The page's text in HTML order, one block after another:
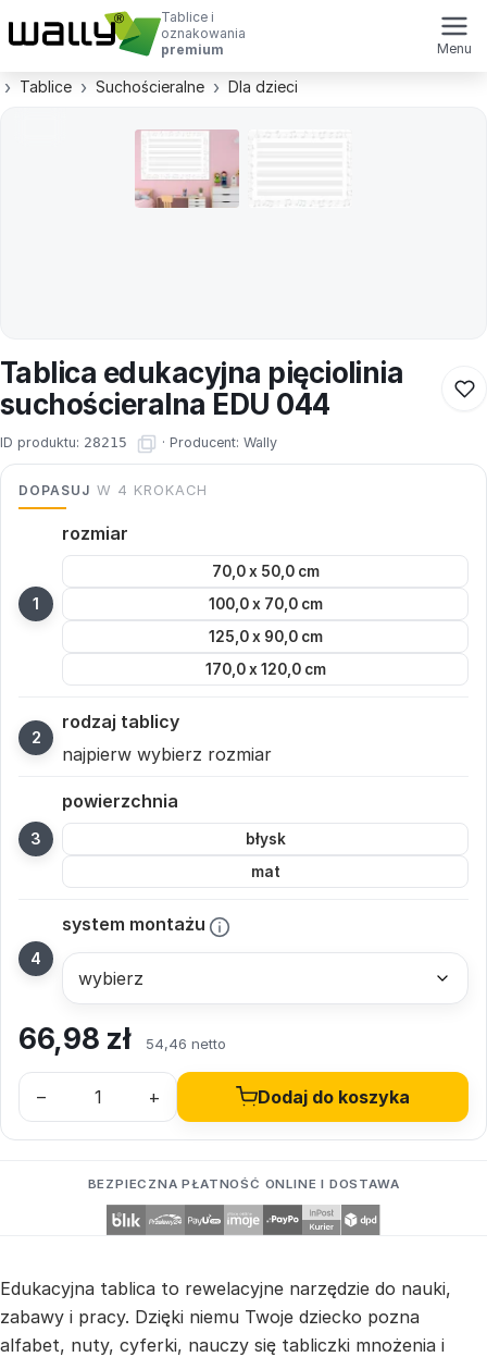
Tablice i
oznakowania
premium
Menu
Tablice Suchościeralne Dla dzieci
Tablica edukacyjna pięciolinia
suchościeralna EDU 044
ID produktu: 28215 · Producent: Wally
DOPASUJ W 4 KROKACH
rozmiar
70,0 x 50,0 cm
100,0 x 70,0 cm
125,0 x 90,0 cm
170,0 x 120,0 cm
rodzaj tablicy
najpierw wybierz rozmiar
powierzchnia
błysk
mat
system montażu
66,98 zł 54,46 netto
– + Dodaj do koszyka
BEZPIECZNA PŁATNOŚĆ ONLINE I DOSTAWA
Edukacyjna tablica to rewelacyjne narzędzie do nauki,
zabawy i pracy. Dzięki niemu Twoje dziecko pozna
alfabet, nuty, cyferki, nauczy się tabliczki mnożenia i